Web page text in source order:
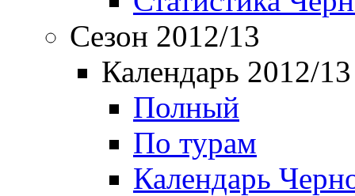
Сезон 2012/13
Календарь 2012/13
Полный
По турам
Календарь